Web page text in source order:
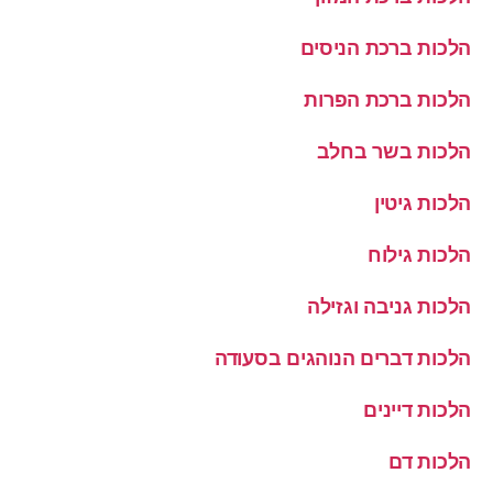
הלכות ברכת הניסים
הלכות ברכת הפרות
הלכות בשר בחלב
הלכות גיטין
הלכות גילוח
הלכות גניבה וגזילה
הלכות דברים הנוהגים בסעודה
הלכות דיינים
הלכות דם